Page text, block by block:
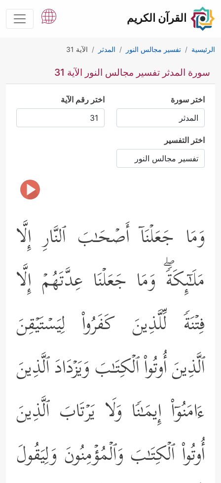
القرآن الكريم
الرئيسية تفسير مجالس النور المدثر الآية 31
سورة المدثر تفسير مجالس النور الآية 31
اختر سورة اختر رقم الآية
اختر التفسير
وَمَا جَعَلۡنَاۤ أَصۡحَـٰبَ ٱلنَّارِ إِلَّا
مَلَـٰۤىِٕكَةࣰۖ وَمَا جَعَلۡنَا عِدَّتَهُمۡ إِلَّا
فِتۡنَةࣰ لِّلَّذِینَ كَفَرُواْ لِیَسۡتَیۡقِنَ
ٱلَّذِینَ أُوتُواْ ٱلۡكِتَـٰبَ وَیَزۡدَادَ ٱلَّذِینَ
ءَامَنُوۤاْ إِیمَـٰنࣰا وَلَا یَرۡتَابَ ٱلَّذِینَ
أُوتُواْ ٱلۡكِتَـٰبَ وَٱلۡمُؤۡمِنُونَ وَلِیَقُولَ